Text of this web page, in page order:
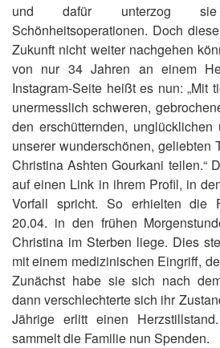
und dafür unterzog
Schönheitsoperationen. Doch
Zukunft nicht weiter nachgehen
von nur 34 Jahren an einem
Instagram-Seite heißt es nun: „Mit
unermesslich schweren,
den erschütternden, unglücklichen
unserer wunderschönen, geliebten
Christina Ashten Gourkani teilen.“
auf einen Link in ihrem Profil, in
Vorfall spricht. So erhielten die
20.04. in den frühen
Christina im Sterben liege. Dies
mit einem medizinischen Eingriff,
Zunächst habe sie sich nach
dann verschlechterte sich ihr
Jährige erlitt einen
sammelt die Familie nun Spenden.